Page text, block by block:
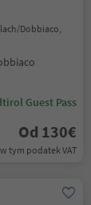
Dobbiaco,
Guest Pass
Od 130€
tym podatek VAT